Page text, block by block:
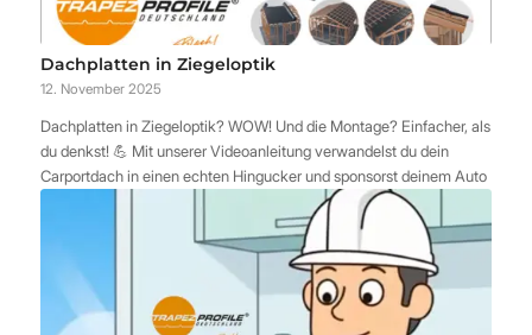
Dachplatten in Ziegeloptik
12. November 2025
Dachplatten in Ziegeloptik? WOW! Und die Montage? Einfacher, als
du denkst! 💪 Mit unserer Videoanleitung verwandelst du dein
Carportdach in einen echten Hingucker und sponsorst deinem Auto